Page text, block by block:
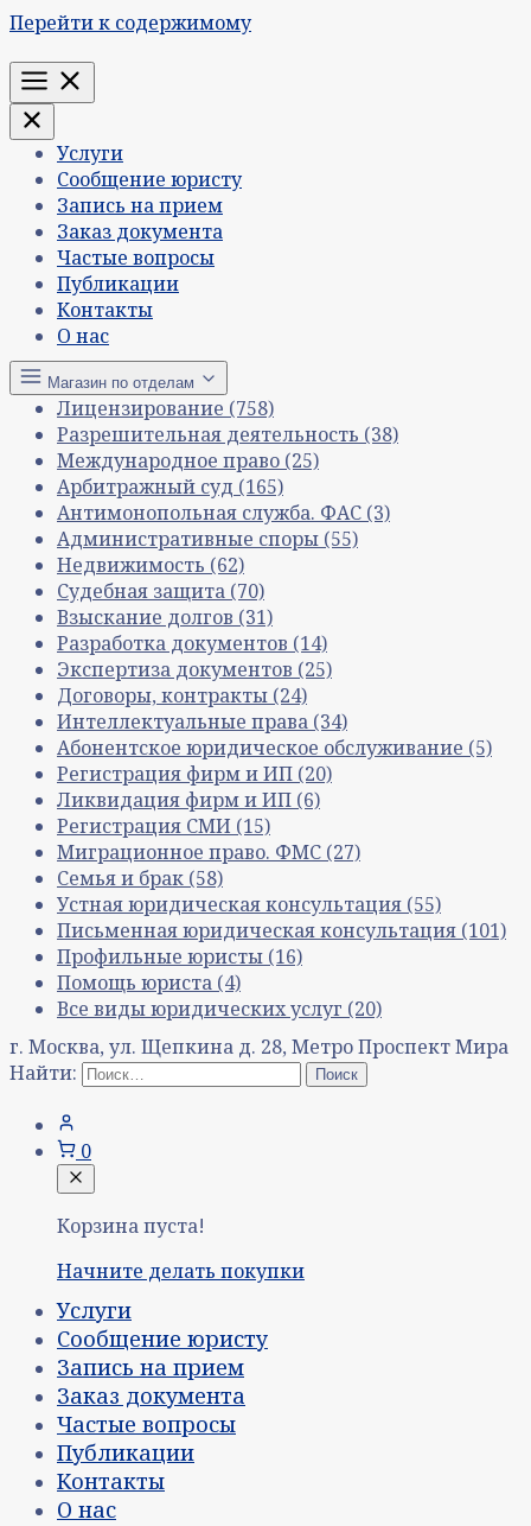
Перейти к содержимому
Меню
Услуги
Сообщение юристу
Запись на прием
Заказ документа
Частые вопросы
Публикации
Контакты
О нас
Магазин по отделам
Лицензирование (758)
Разрешительная деятельность (38)
Международное право (25)
Арбитражный суд (165)
Антимонопольная служба. ФАС (3)
Административные споры (55)
Недвижимость (62)
Судебная защита (70)
Взыскание долгов (31)
Разработка документов (14)
Экспертиза документов (25)
Договоры, контракты (24)
Интеллектуальные права (34)
Абонентское юридическое обслуживание (5)
Регистрация фирм и ИП (20)
Ликвидация фирм и ИП (6)
Регистрация СМИ (15)
Миграционное право. ФМС (27)
Семья и брак (58)
Устная юридическая консультация (55)
Письменная юридическая консультация (101)
Профильные юристы (16)
Помощь юриста (4)
Все виды юридических услуг (20)
г. Москва, ул. Щепкина д. 28, Метро Проспект Мира
Найти:
0
Корзина пуста!
Начните делать покупки
Услуги
Сообщение юристу
Запись на прием
Заказ документа
Частые вопросы
Публикации
Контакты
О нас